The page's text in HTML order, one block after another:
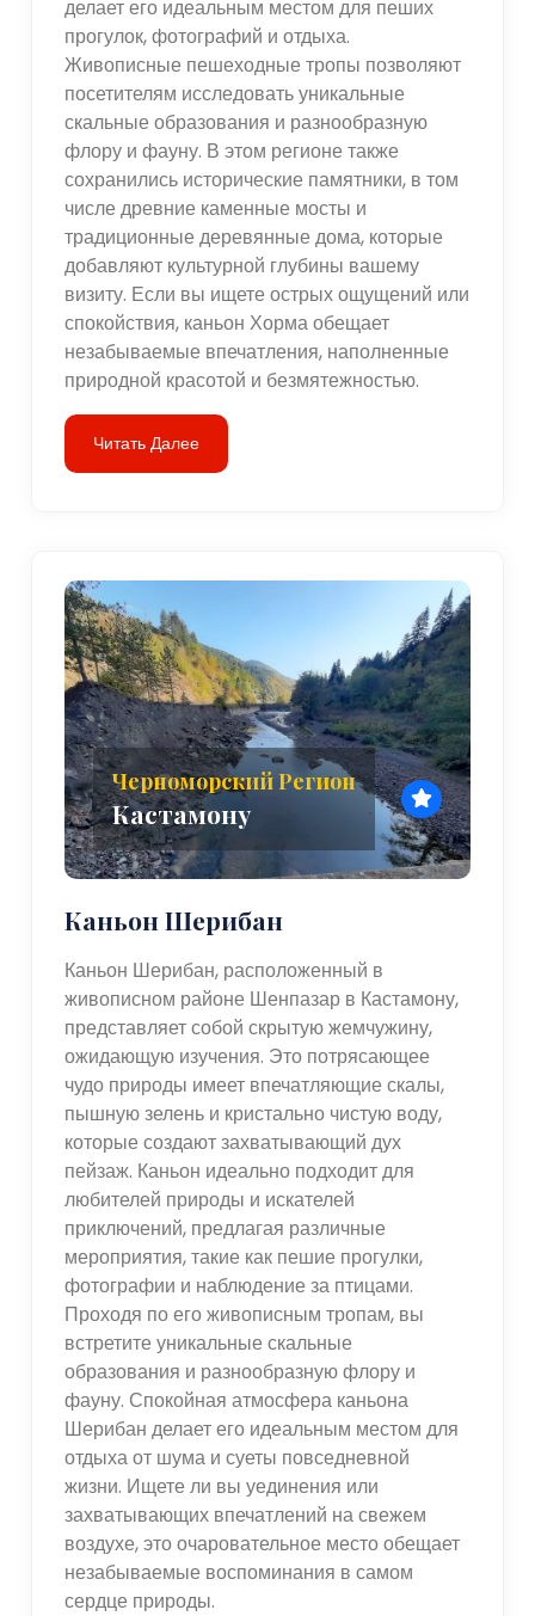
делает его идеальным местом для пеших
прогулок, фотографий и отдыха.
Живописные пешеходные тропы позволяют
посетителям исследовать уникальные
скальные образования и разнообразную
флору и фауну. В этом регионе также
сохранились исторические памятники, в том
числе древние каменные мосты и
традиционные деревянные дома, которые
добавляют культурной глубины вашему
визиту. Если вы ищете острых ощущений или
спокойствия, каньон Хорма обещает
незабываемые впечатления, наполненные
природной красотой и безмятежностью.
Читать Далее
Черноморский Регион
Кастамону
Каньон Шерибан
Каньон Шерибан, расположенный в
живописном районе Шенпазар в Кастамону,
представляет собой скрытую жемчужину,
ожидающую изучения. Это потрясающее
чудо природы имеет впечатляющие скалы,
пышную зелень и кристально чистую воду,
которые создают захватывающий дух
пейзаж. Каньон идеально подходит для
любителей природы и искателей
приключений, предлагая различные
мероприятия, такие как пешие прогулки,
фотографии и наблюдение за птицами.
Проходя по его живописным тропам, вы
встретите уникальные скальные
образования и разнообразную флору и
фауну. Спокойная атмосфера каньона
Шерибан делает его идеальным местом для
отдыха от шума и суеты повседневной
жизни. Ищете ли вы уединения или
захватывающих впечатлений на свежем
воздухе, это очаровательное место обещает
незабываемые воспоминания в самом
сердце природы.